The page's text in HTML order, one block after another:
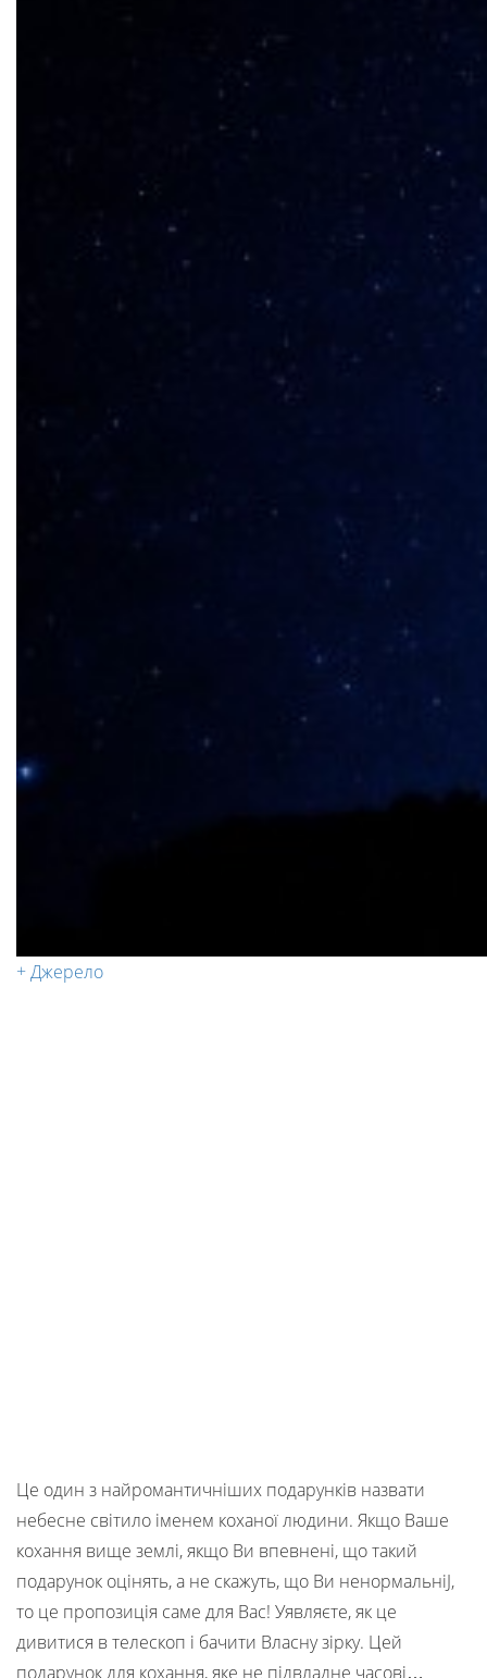
+ Джерело
Це один з найромантичніших подарунків назвати
небесне світило іменем коханої людини. Якщо Ваше
кохання вище землі, якщо Ви впевнені, що такий
подарунок оцінять, а не скажуть, що Ви ненормальніJ,
то це пропозиція саме для Вас! Уявляєте, як це
дивитися в телескоп і бачити Власну зірку. Цей
подарунок для кохання, яке не підвладне часові…